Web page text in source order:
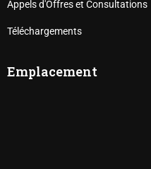
Appels d'Offres et Consultations
Téléchargements
Emplacement